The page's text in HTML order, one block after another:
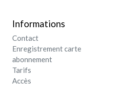
Informations
Contact
Enregistrement carte
abonnement
Tarifs
Accès